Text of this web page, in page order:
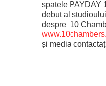
spatele PAYDAY
debut al
despre 10
și media contactați